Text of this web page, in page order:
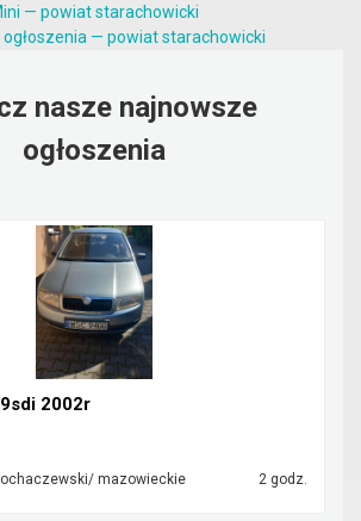
— powiat starachowicki
— powiat starachowicki
nasze najnowsze
ogłoszenia
2002r
mazowieckie 2 godz.